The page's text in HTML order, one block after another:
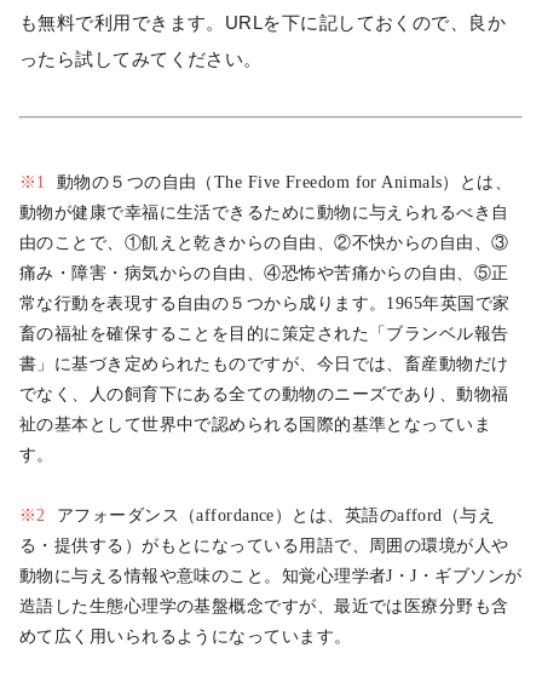
も無料で利用できます。URLを下に記しておくので、良か
ったら試してみてください。
※1
動物の５つの自由（The Five Freedom for Animals）とは、
動物が健康で幸福に生活できるために動物に与えられるべき自
由のことで、①飢えと乾きからの自由、②不快からの自由、③
痛み・障害・病気からの自由、④恐怖や苦痛からの自由、⑤正
常な行動を表現する自由の５つから成ります。1965年英国で家
畜の福祉を確保することを目的に策定された「ブランベル報告
書」に基づき定められたものですが、今日では、畜産動物だけ
でなく、人の飼育下にある全ての動物のニーズであり、動物福
祉の基本として世界中で認められる国際的基準となっていま
す。
※2
アフォーダンス（affordance）とは、英語のafford（与え
る・提供する）がもとになっている用語で、周囲の環境が人や
動物に与える情報や意味のこと。知覚心理学者J・J・ギブソンが
造語した生態心理学の基盤概念ですが、最近では医療分野も含
めて広く用いられるようになっています。